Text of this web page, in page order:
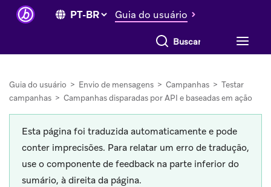
Guia do usuário
Buscar tudo
Guia do usuário > Envio de mensagens > Campanhas > Testar
campanhas > Campanhas disparadas por API e baseadas em ação
Esta página foi traduzida automaticamente e pode
conter imprecisões. Para relatar um erro de tradução,
use o componente de feedback na parte inferior do
sumário, à direita da página.